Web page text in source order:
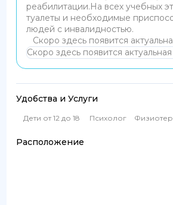
реабилитации. ​ На всех учебных
туалеты и необходимые
людей с инвалидностью.
Скоро здесь появится
Скоро здесь появится
Удобства и Услуги
Дети от 12 до 18 Психолог
Расположение